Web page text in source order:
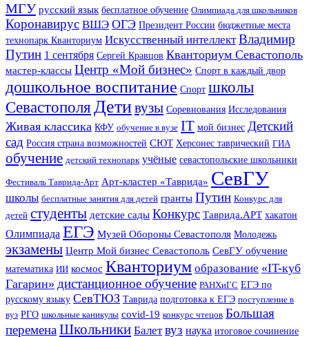
МГУ русский язык бесплатное обучение Олимпиада для школьников
Коронавирус ВШЭ ОГЭ Президент России бюджетные места
технопарк Кванториум Искусственный интеллект Владимир
Путин 1 сентября Сергей Кравцов Кванториум Севастополь
мастер-классы Центр «Мой бизнес» Спорт в каждый двор
дошкольное воспитание Спорт школы
Севастополя Детивузы Соревнования Исследования
Живая классика КФУ обучение в вузе IT мой бизнес Детский
сад Россия страна возможностей СЮТ Херсонес таврический ГИА
обучение детский технопарк учёные севастопольские школьники
Фестиваль Таврида-Арт Арт-кластер «Таврида» СевГУ
школы бесплатные занятия для детей гранты Путин Конкурс для
детей студенты детские сады Конкурс Таврида.АРТ хакатон
Олимпиада ЕГЭ Музей Обороны Севастополя Молодежь
экзамены Центр Мой бизнес Севастополь СевГУ обучение
математика ИИ космос Кванториум образование «IT-куб
Гагарин» дистанционное обучение РАНХиГС ЕГЭ по
русскому языку СевТЮЗ Таврида подготовка к ЕГЭ поступление в
вуз РГО школьные каникулы covid-19 конкурс чтецов Большая
переменаШкольники Балет вуз наука итоговое сочинение